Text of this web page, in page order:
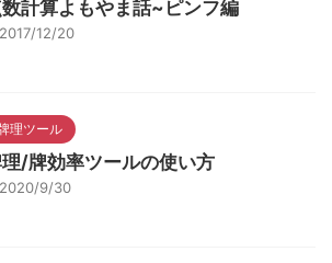
数計算よもやま話~ピンフ編
2017/12/20
理ツール
/牌効率ツールの使い方
2020/9/30